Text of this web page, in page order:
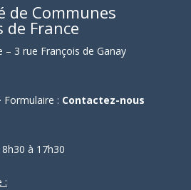
de Communes
de France
3 rue François de Ganay
Formulaire : Contactez-nous
à 17h30
: